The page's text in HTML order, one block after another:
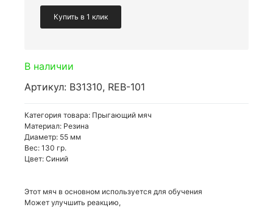
Купить в 1 клик
В наличии
Артикул: B31310, REB-101
Категория товара: Прыгающий мяч
Материал: Резина
Диаметр: 55 мм
Вес: 130 гр.
Цвет: Синий
Этот мяч в основном используется для обучения
Может улучшить реакцию,